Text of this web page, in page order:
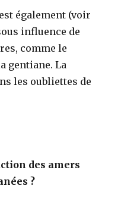
également (voir
influence de
comme le
gentiane. La
les oubliettes de
des amers
?